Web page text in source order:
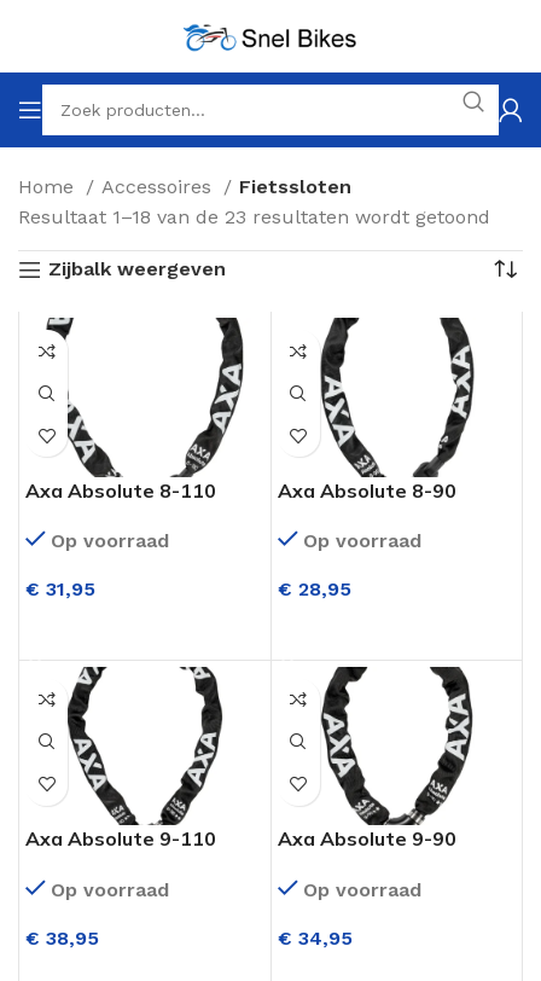
Home Accessoires
Fietssloten
Resultaat 1–18 van de 23 resultaten wordt getoond
Zijbalk weergeven
Axa Absolute 8-110
Op voorraad
€ 31,95
Axa Absolute 8-90
Op voorraad
€ 28,95
Axa Absolute 9-110
Op voorraad
€ 38,95
Axa Absolute 9-90
Op voorraad
€ 34,95